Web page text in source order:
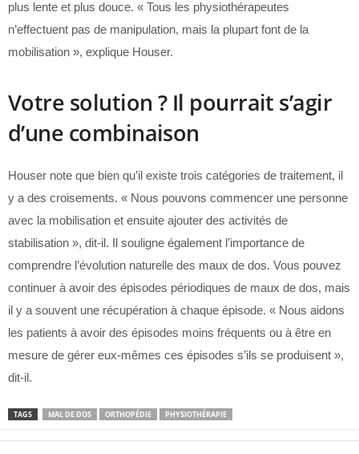
plus lente et plus douce. « Tous les physiothérapeutes
n’effectuent pas de manipulation, mais la plupart font de la
mobilisation », explique Houser.
Votre solution ? Il pourrait s’agir
d’une combinaison
Houser note que bien qu’il existe trois catégories de traitement, il
y a des croisements. « Nous pouvons commencer une personne
avec la mobilisation et ensuite ajouter des activités de
stabilisation », dit-il. Il souligne également l’importance de
comprendre l’évolution naturelle des maux de dos. Vous pouvez
continuer à avoir des épisodes périodiques de maux de dos, mais
il y a souvent une récupération à chaque épisode. « Nous aidons
les patients à avoir des épisodes moins fréquents ou à être en
mesure de gérer eux-mêmes ces épisodes s’ils se produisent »,
dit-il.
TAGS MAL DE DOS ORTHOPÉDIE PHYSIOTHÉRAPIE